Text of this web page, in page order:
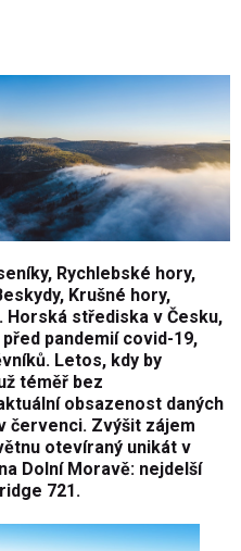
Rychlebské hory,
Krušné hory,
Horská střediska v Česku,
pandemií covid-19,
Letos, kdy by
téměř bez
obsazenost daných
červenci. Zvýšit zájem
otevíraný unikát v
Dolní Moravě: nejdelší
721.